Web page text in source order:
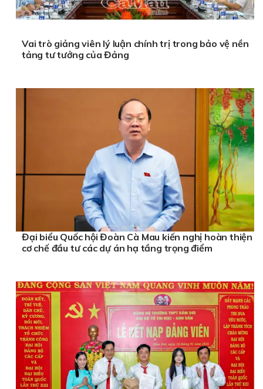
Vai trò giảng viên lý luận chính trị trong bảo vệ nền
tảng tư tưởng của Đảng
Đại biểu Quốc hội Đoàn Cà Mau kiến nghị hoàn thiện
cơ chế đầu tư các dự án hạ tầng trọng điểm